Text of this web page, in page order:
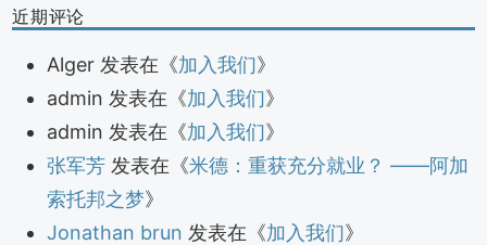
近期评论
Alger 发表在《加入我们》
admin 发表在《加入我们》
admin 发表在《加入我们》
张军芳 发表在《米德：重获充分就业？ ——阿加
索托邦之梦》
Jonathan brun 发表在《加入我们》